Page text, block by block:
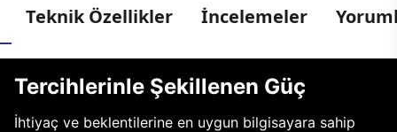
Teknik Özellikler İncelemeler
Tercihlerinle Şekillenen Güç
İhtiyaç ve beklentilerine en uygun bilgisayara sahip